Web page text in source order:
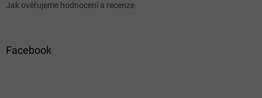
Jak ověřujeme hodnocení a recenze
Facebook